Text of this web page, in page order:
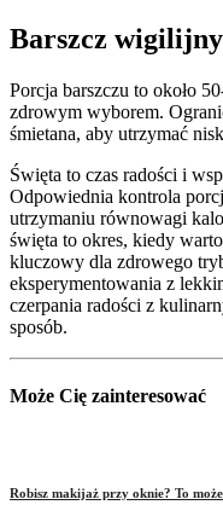
Barszcz
Porcja barszczu to około
zdrowym wyborem.
śmietana, aby utrzymać
Święta to czas radości i
Odpowiednia kontrola
utrzymaniu równowagi
święta to okres, kiedy
kluczowy dla zdrowego
eksperymentowania z
czerpania radości z
sposób.
Może Cię zainteresować
Robisz makijaż przy oknie? To